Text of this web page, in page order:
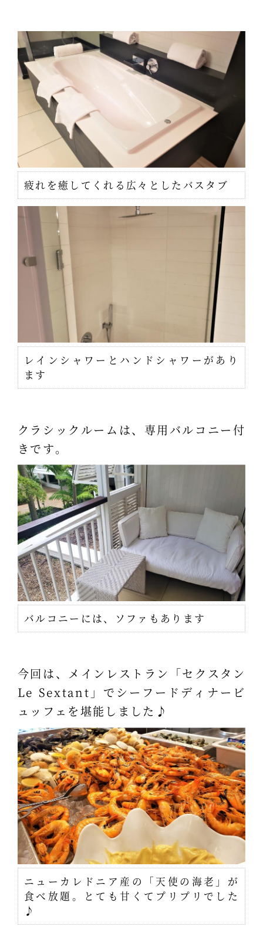
疲れを癒してくれる広々としたバスタブ
レインシャワーとハンドシャワーがあり
ます
クラシックルームは、専用バルコニー付
きです。
バルコニーには、ソファもあります
今回は、メインレストラン「セクスタン
Le Sextant」でシーフードディナービ
ュッフェを堪能しました♪
ニューカレドニア産の「天使の海老」が
食べ放題。とても甘くてプリプリでした
♪